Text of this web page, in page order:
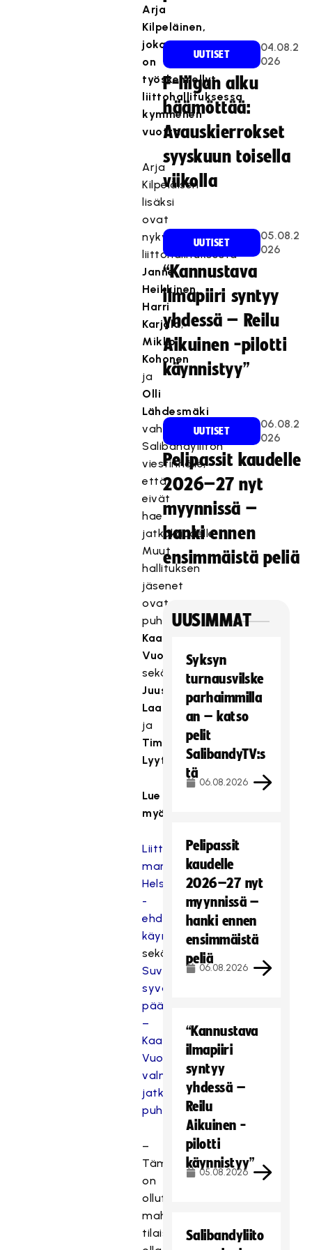
Arja
Kilpeläinen,
joka
on
työskennellyt
liittohallituksessa
kymmenen
vuotta.
Arja
Kilpeläisen
lisäksi
ovat
nykyisestä
liittohallituksesta
Janne
Heikkinen,
Harri
Karjala,
Mikko
Kohonen
ja
Olli
Lähdesmäki
vahvistaneet
Salibandyliiton
viestinnälle,
että
eivät
hae
jatkokaudelle.
Muut
hallituksen
jäsenet
ovat
puheenjohtaja
Kaarina
Vuori
sekä
Juuso
Laamanen
ja
Timo
Lyytinen.
Lue
myös:
Liittokokous
marraskuussa
Helsingissä
-
ehdokasasettelu
käynnissä
sekä
Suvantovaiheesta
syvään
päähän
–
Kaarina
Vuori
valmis
jatkamaan
puheenjohtajana
–
Tämä
on
ollut
mahtava
tilaisuus
UUTISET
04.08.2
026
F-liigan alku
häämöttää:
Avauskierrokset
syyskuun toisella
viikolla
UUTISET
05.08.2
026
“Kannustava
ilmapiiri syntyy
yhdessä – Reilu
Aikuinen -pilotti
käynnistyy”
UUTISET
06.08.2
026
Pelipassit kaudelle
2026–27 nyt
myynnissä –
hanki ennen
ensimmäistä peliä
UUSIMMAT
Syksyn
turnausvilske
parhaimmilla
an – katso
pelit
SalibandyTV:s
tä
06.08.2026
Pelipassit
kaudelle
2026–27 nyt
myynnissä –
hanki ennen
ensimmäistä
peliä
06.08.2026
“Kannustava
ilmapiiri
syntyy
yhdessä –
Reilu
Aikuinen -
pilotti
käynnistyy”
05.08.2026
Salibandyliito